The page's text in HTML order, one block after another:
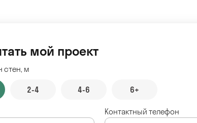
мой проект
стен, м
2-4 4-6 6+
Контактный телефон